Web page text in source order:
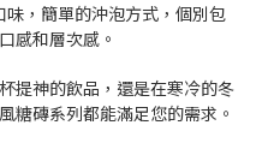
，簡單的沖泡方式，個別包
感和層次感。
提神的飲品，還是在寒冷的冬
糖磚系列都能滿足您的需求。